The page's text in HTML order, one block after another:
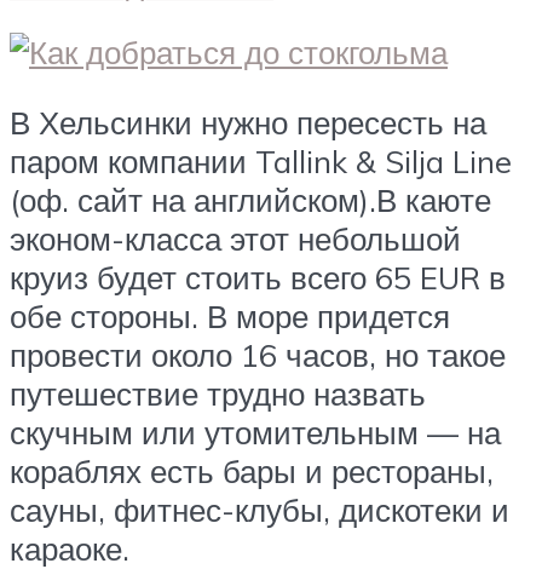
В Хельсинки нужно пересесть на
паром компании Tallink & Silja Line
(оф. сайт на английском).В каюте
эконом-класса этот небольшой
круиз будет стоить всего 65 EUR в
обе стороны. В море придется
провести около 16 часов, но такое
путешествие трудно назвать
скучным или утомительным — на
кораблях есть бары и рестораны,
сауны, фитнес-клубы, дискотеки и
караоке.